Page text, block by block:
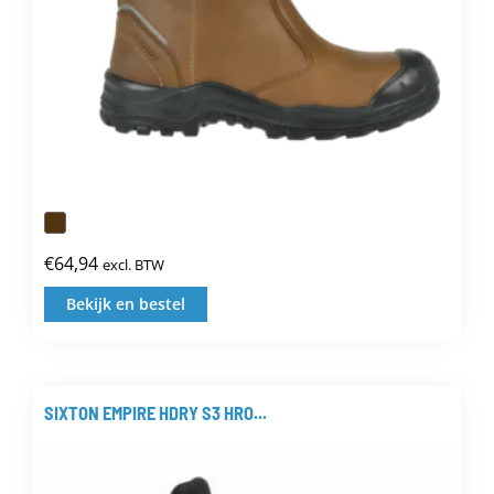
productpagina
€64,94 excl. BTW
Bekijk en bestel
Dit
meerdere
Deze
SIXTON EMPIRE HDRY S3 HRO...